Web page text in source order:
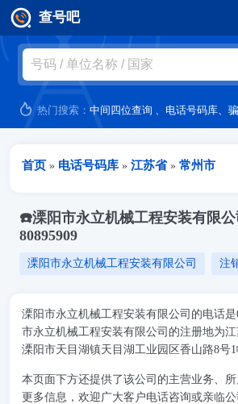
跳转到主要内容
查号吧
热门搜索：中间四位查询 、 电话号码库、
当前位置
首页 » 电话号码库 » 江苏省 » 常州市
☎️溧阳市永立机械工程安装有限公
80895909
溧阳市永立机械工程安装有限公司 注
溧阳市永立机械工程安装有限公司的电话是
市永立机械工程安装有限公司的注册地为
溧阳市天目湖镇天目湖工业园区香山路8号1
本页面下方还提供了该公司的主营业务、
更多信息，欢迎广大客户电话咨询或亲临公